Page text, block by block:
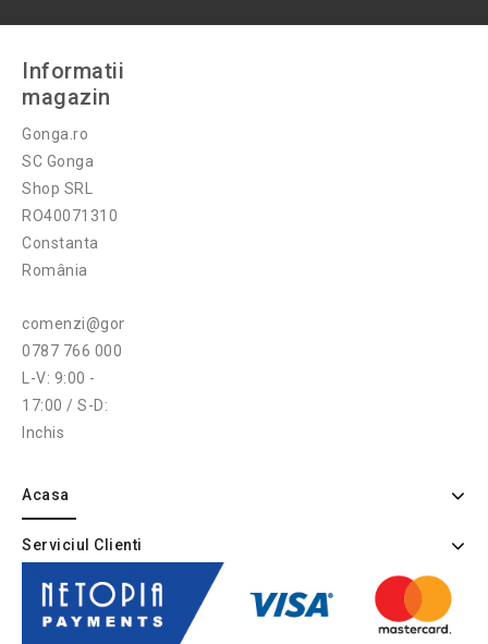
Informatii
magazin
Gonga.ro
SC Gonga
Shop SRL
RO40071310
Constanta
România
comenzi@gonga.ro
0787 766 000
L-V: 9:00 -
17:00 / S-D:
Inchis
Acasa
Serviciul Clienti